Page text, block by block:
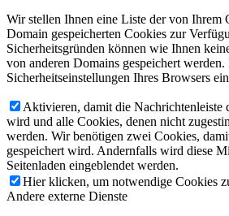
Wir stellen Ihnen eine Liste der von Ihrem
Domain gespeicherten Cookies zur
Sicherheitsgründen können wie Ihnen
von anderen Domains gespeichert
Sicherheitseinstellungen Ihres Browsers
Aktivieren, damit die Nachrichtenleiste
wird und alle Cookies, denen nicht
werden. Wir benötigen zwei Cookies,
gespeichert wird. Andernfalls wird diese
Seitenladen eingeblendet werden.
Hier klicken, um notwendige Cookies
Andere externe Dienste